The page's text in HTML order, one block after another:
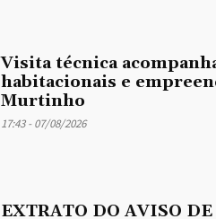
Visita técnica
habitacionais e
Murtinho
17:43 - 07/08/2026
EXTRATO DO AVISO